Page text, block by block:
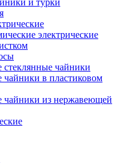
и турки
электрические
стеклянные чайники
чайники в пластиковом
чайники из нержавеющей